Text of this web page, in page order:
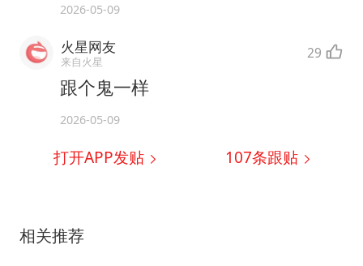
2026-05-09
火星网友
来自火星 29
跟个鬼一样
2026-05-09
打开APP发贴 107条跟贴
相关推荐